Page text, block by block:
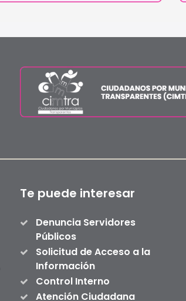
Te puede interesar
Denuncia Servidores
Públicos
Solicitud de Acceso a la
Información
Control Interno
Atención Ciudadana